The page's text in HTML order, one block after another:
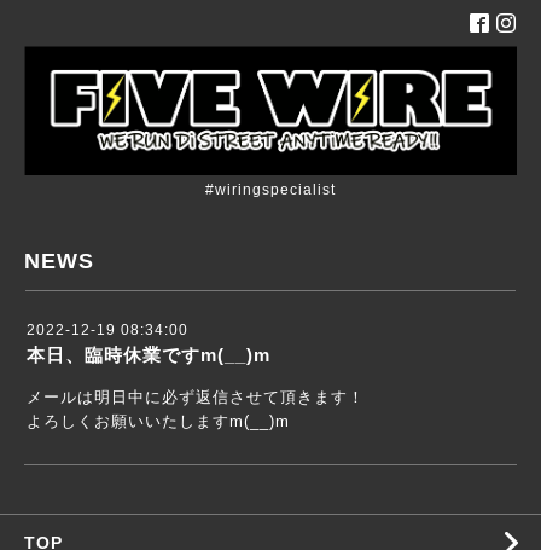
#wiringspecialist
NEWS
2022-12-19 08:34:00
本日、臨時休業ですm(__)m
メールは明日中に必ず返信させて頂きます！
よろしくお願いいたしますm(__)m
TOP